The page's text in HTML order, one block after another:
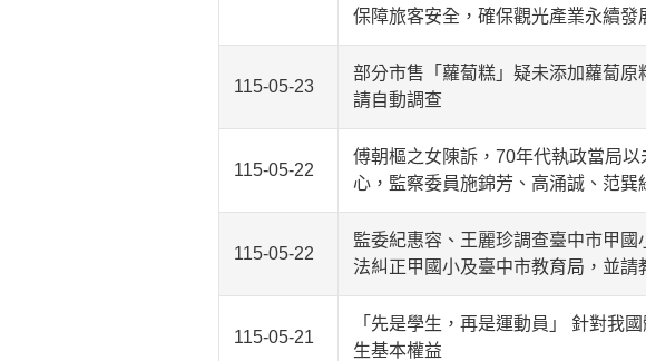
保障旅客安全，確保觀光產業永續發
115-05-23
部分市售「蘿蔔糕」疑未添加蘿蔔
請自動調查
115-05-22
傅朝樞之女陳訴，70年代執政當局
心，監察委員施錦芳、高涌誠、范
115-05-22
監委紀惠容、王麗珍調查臺中市甲
法糾正甲國小及臺中市教育局，並
115-05-21
「先是學生，再是運動員」 針對我
生基本權益